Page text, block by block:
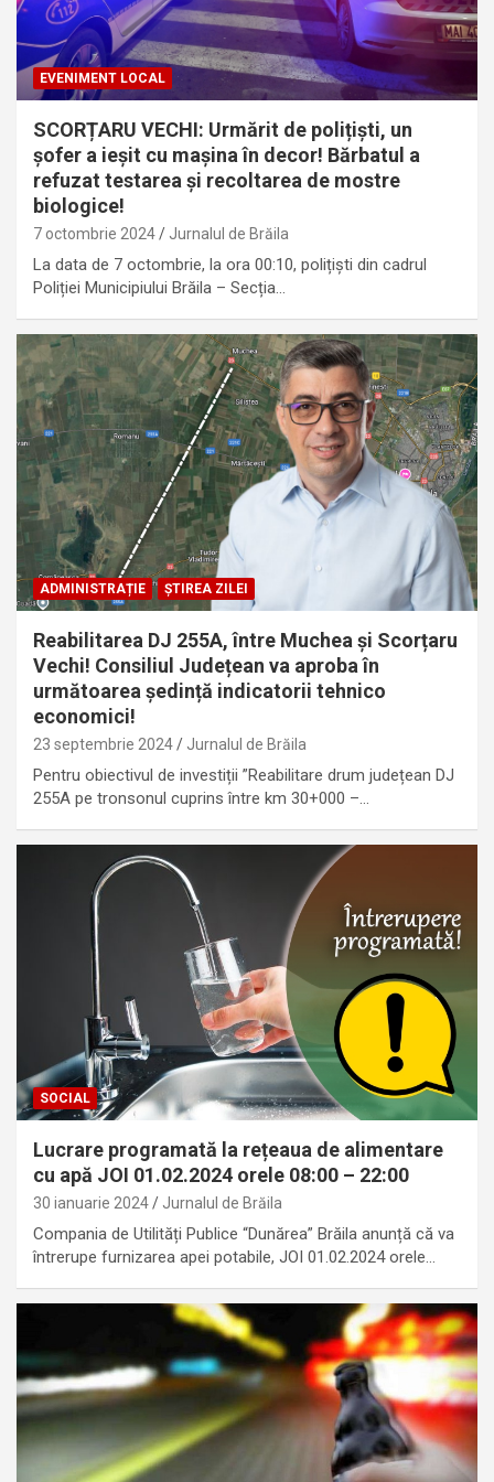
EVENIMENT LOCAL
SCORȚARU VECHI: Urmărit de polițiști, un
șofer a ieșit cu mașina în decor! Bărbatul a
refuzat testarea și recoltarea de mostre
biologice!
7 octombrie 2024 Jurnalul de Brăila
La data de 7 octombrie, la ora 00:10, polițiști din cadrul
Poliției Municipiului Brăila – Secția…
ADMINISTRAȚIE ȘTIREA ZILEI
Reabilitarea DJ 255A, între Muchea și Scorțaru
Vechi! Consiliul Județean va aproba în
următoarea ședință indicatorii tehnico
economici!
23 septembrie 2024 Jurnalul de Brăila
Pentru obiectivul de investiții ”Reabilitare drum județean DJ
255A pe tronsonul cuprins între km 30+000 –…
SOCIAL
Lucrare programată la rețeaua de alimentare
cu apă JOI 01.02.2024 orele 08:00 – 22:00
30 ianuarie 2024 Jurnalul de Brăila
Compania de Utilități Publice “Dunărea” Brăila anunță că va
întrerupe furnizarea apei potabile, JOI 01.02.2024 orele…